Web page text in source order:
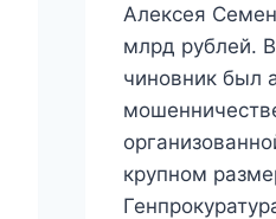
Алексея
млрд рублей.
чиновник был
крупном